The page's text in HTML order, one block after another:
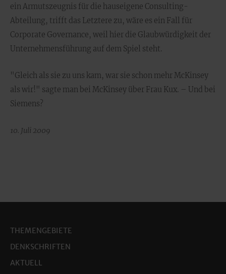
ein Armutszeugnis für die hauseigene Consulting-
Abteilung, trifft das Letztere zu, wäre es ein Fall für
Corporate Governance, weil hier die Glaubwürdigkeit der
Unternehmensführung auf dem Spiel steht.
"Gleich als sie zu uns kam, war sie schon mehr McKinsey
als wir!" sagte man bei McKinsey über Frau Kux. – Und bei
Siemens?
10. Juli 2009
THEMENGEBIETE
DENKSCHRIFTEN
AKTUELL